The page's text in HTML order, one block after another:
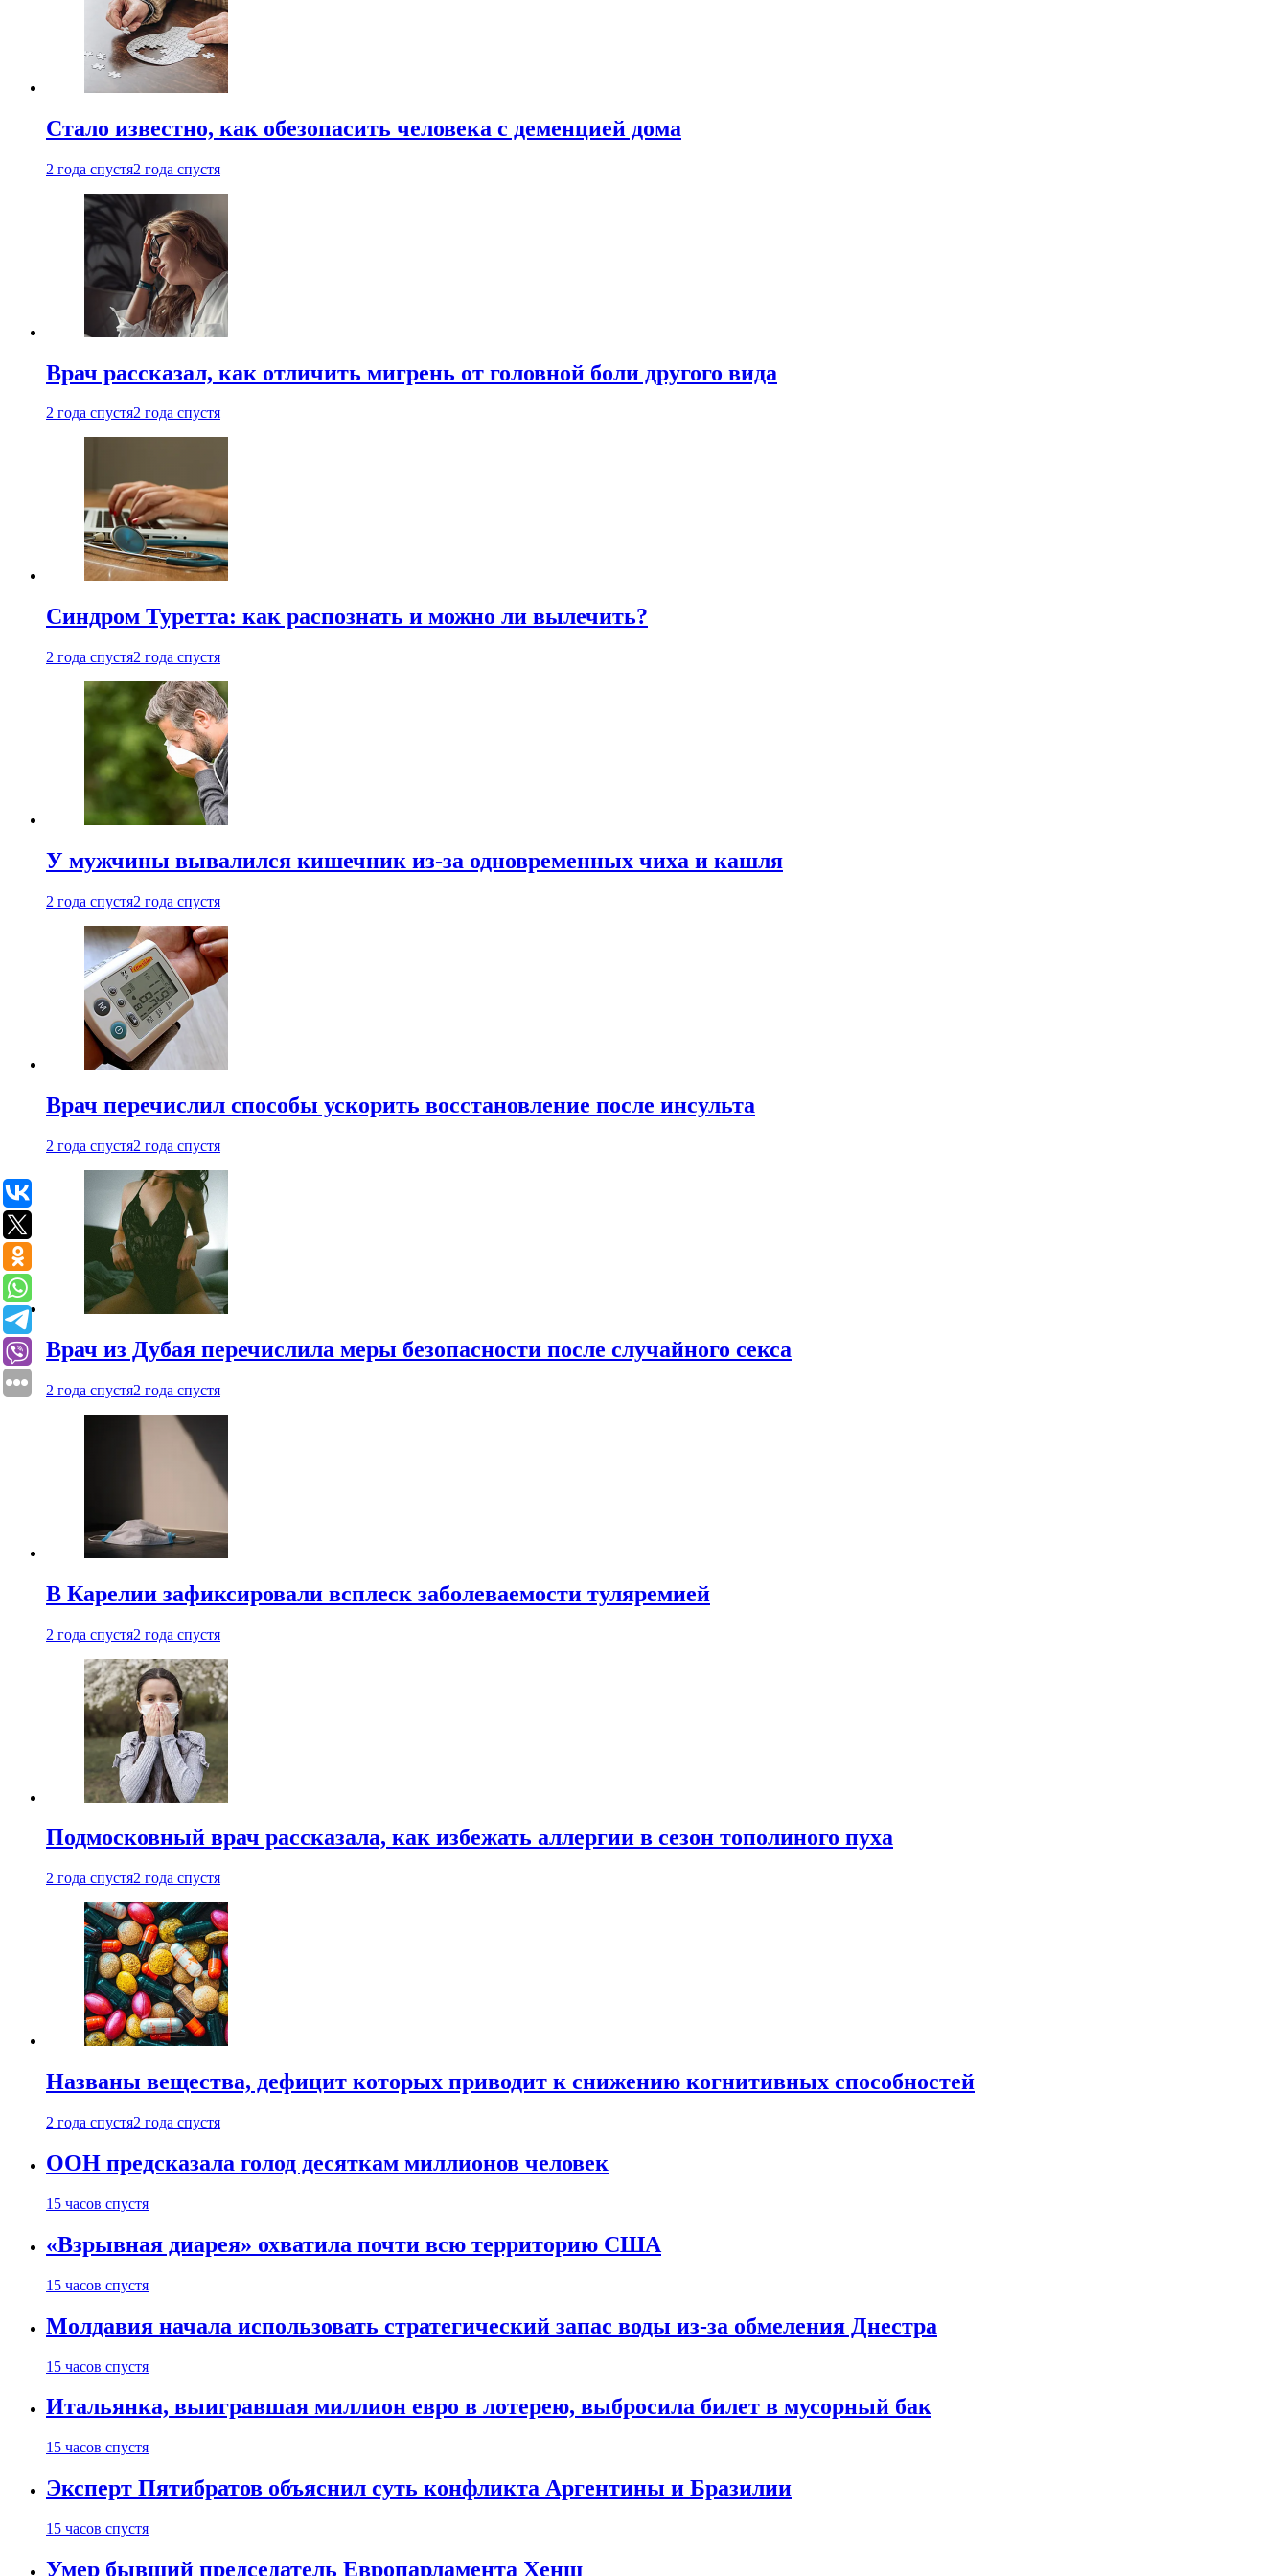
Стало известно, как обезопасить человека с деменцией дома
2 года спустя2 года спустя
Врач рассказал, как отличить мигрень от головной боли другого вида
2 года спустя2 года спустя
Синдром Туретта: как распознать и можно ли вылечить?
2 года спустя2 года спустя
У мужчины вывалился кишечник из-за одновременных чиха и кашля
2 года спустя2 года спустя
Врач перечислил способы ускорить восстановление после инсульта
2 года спустя2 года спустя
Врач из Дубая перечислила меры безопасности после случайного секса
2 года спустя2 года спустя
В Карелии зафиксировали всплеск заболеваемости туляремией
2 года спустя2 года спустя
Подмосковный врач рассказала, как избежать аллергии в сезон тополиного пуха
2 года спустя2 года спустя
Названы вещества, дефицит которых приводит к снижению когнитивных способностей
2 года спустя2 года спустя
ООН предсказала голод десяткам миллионов человек
15 часов спустя
«Взрывная диарея» охватила почти всю территорию США
15 часов спустя
Молдавия начала использовать стратегический запас воды из-за обмеления Днестра
15 часов спустя
Итальянка, выигравшая миллион евро в лотерею, выбросила билет в мусорный бак
15 часов спустя
Эксперт Пятибратов объяснил суть конфликта Аргентины и Бразилии
15 часов спустя
Умер бывший председатель Европарламента Хенш